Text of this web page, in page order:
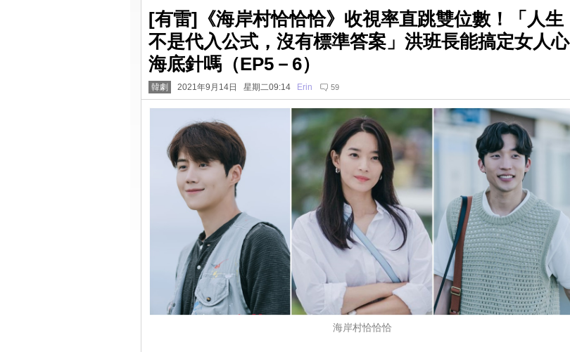
[有雷]《海岸村恰恰恰》收視率直跳雙位數！「人生
不是代入公式，沒有標準答案」洪班長能搞定女人心
海底針嗎（EP5－6）
韓劇 2021年9月14日 星期二09:14 Erin 59
海岸村恰恰恰